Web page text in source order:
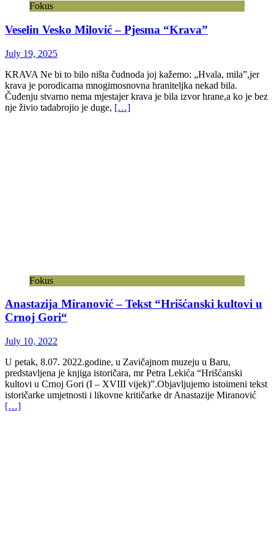
Fokus
Veselin Vesko Milović – Pjesma “Krava”
July 19, 2025
KRAVA Ne bi to bilo ništa čudnoda joj kažemo: „Hvala, mila”,jer
krava je porodicama mnogimosnovna hraniteljka nekad bila.
Čuđenju stvarno nema mjestajer krava je bila izvor hrane,a ko je bez
nje živio tadabrojio je duge, […]
Fokus
Anastazija Miranović – Tekst “Hrišćanski kultovi u
Crnoj Gori“
July 10, 2022
U petak, 8.07. 2022.godine, u Zavičajnom muzeju u Baru,
predstavljena je knjiga istoričara, mr Petra Lekića “Hrišćanski
kultovi u Crnoj Gori (I – XVIII vijek)”.Objavljujemo istoimeni tekst
istoričarke umjetnosti i likovne kritičarke dr Anastazije Miranović
[…]